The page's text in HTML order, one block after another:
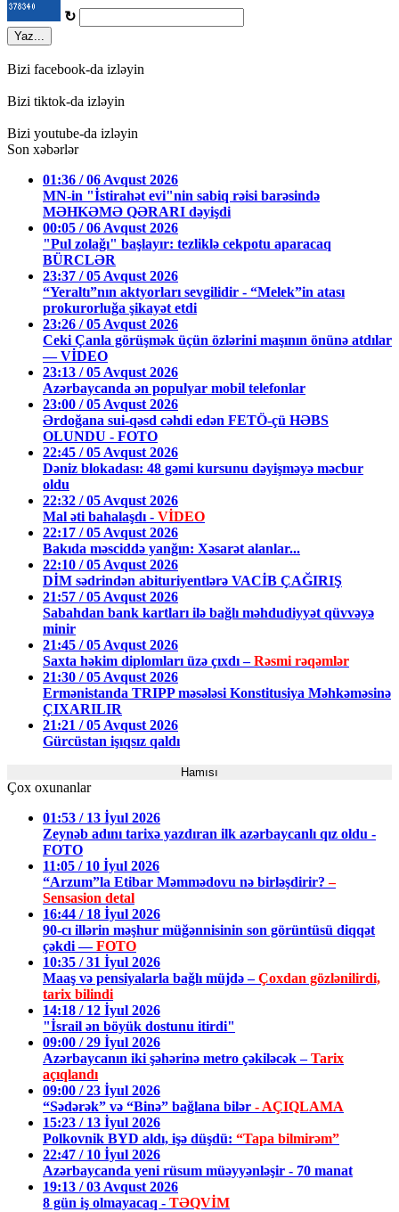
↻
Yaz...
Bizi facebook-da izləyin
Bizi tiktok-da izləyin
Bizi youtube-da izləyin
Son xəbərlər
01:36 / 06 Avqust 2026
MN-in "İstirahət evi"nin sabiq rəisi barəsində
MƏHKƏMƏ QƏRARI dəyişdi
00:05 / 06 Avqust 2026
"Pul zolağı" başlayır: tezliklə cekpotu aparacaq
BÜRCLƏR
23:37 / 05 Avqust 2026
“Yeraltı”nın aktyorları sevgilidir - “Melek”in atası
prokurorluğa şikayət etdi
23:26 / 05 Avqust 2026
Ceki Çanla görüşmək üçün özlərini maşının önünə atdılar
— VİDEO
23:13 / 05 Avqust 2026
Azərbaycanda ən populyar mobil telefonlar
23:00 / 05 Avqust 2026
Ərdoğana sui-qəsd cəhdi edən FETÖ-çü HƏBS
OLUNDU - FOTO
22:45 / 05 Avqust 2026
Dəniz blokadası: 48 gəmi kursunu dəyişməyə məcbur
oldu
22:32 / 05 Avqust 2026
Mal əti bahalaşdı - VİDEO
22:17 / 05 Avqust 2026
Bakıda məsciddə yanğın: Xəsarət alanlar...
22:10 / 05 Avqust 2026
DİM sədrindən abituriyentlərə VACİB ÇAĞIRIŞ
21:57 / 05 Avqust 2026
Sabahdan bank kartları ilə bağlı məhdudiyyət qüvvəyə
minir
21:45 / 05 Avqust 2026
Saxta həkim diplomları üzə çıxdı –Rəsmi rəqəmlər
21:30 / 05 Avqust 2026
Ermənistanda TRIPP məsələsi Konstitusiya Məhkəməsinə
ÇIXARILIR
21:21 / 05 Avqust 2026
Gürcüstan işıqsız qaldı
Hamısı
Çox oxunanlar
01:53 / 13 İyul 2026
Zeynəb adını tarixə yazdıran ilk azərbaycanlı qız oldu -
FOTO
11:05 / 10 İyul 2026
“Arzum”la Etibar Məmmədovu nə birləşdirir?–
Sensasion detal
16:44 / 18 İyul 2026
90-cı illərin məşhur müğənnisinin son görüntüsü diqqət
çəkdi —FOTO
10:35 / 31 İyul 2026
Maaş və pensiyalarla bağlı müjdə –Çoxdan gözlənilirdi,
tarix bilindi
14:18 / 12 İyul 2026
"İsrail ən böyük dostunu itirdi"
09:00 / 29 İyul 2026
Azərbaycanın iki şəhərinə metro çəkiləcək –Tarix
açıqlandı
09:00 / 23 İyul 2026
“Sədərək” və “Binə” bağlana bilər - AÇIQLAMA
15:23 / 13 İyul 2026
Polkovnik BYD aldı, işə düşdü: “Tapa bilmirəm”
22:47 / 10 İyul 2026
Azərbaycanda yeni rüsum müəyyənləşir - 70 manat
19:13 / 03 Avqust 2026
8 gün iş olmayacaq - TƏQVİM